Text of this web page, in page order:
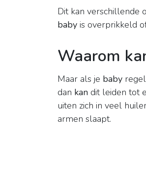
Dit kan verschillende
baby is overprikkeld
Waarom
Maar als je baby
dan kan dit leiden tot
uiten zich in veel
armen slaapt.